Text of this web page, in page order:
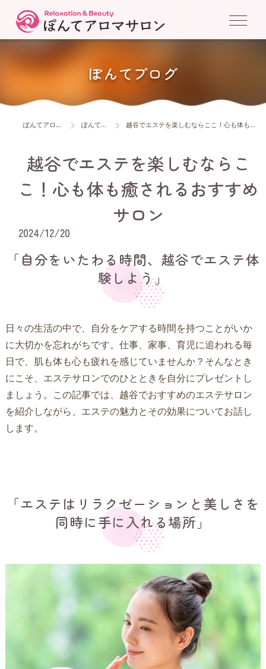
ぽんてブログ
ぽんてアロマサロン ぽんてブログ 越谷でエステを楽しむならここ！心も体も癒されるおすすめサロン
越谷でエステを楽しむならこ
こ！心も体も癒されるおすすめ
サロン
2024/12/20
「自分をいたわる時間、越谷でエステ体
験しよう」
日々の生活の中で、自分をケアする時間を持つことがいか
に大切かを忘れがちです。仕事、家事、育児に追われる毎
日で、肌も体も心も疲れを感じていませんか？そんなとき
にこそ、エステサロンでのひとときを自分にプレゼントし
ましょう。この記事では、越谷でおすすめのエステサロン
を紹介しながら、エステの魅力とその効果についてお話し
します。
「エステはリラクゼーションと美しさを
同時に手に入れる場所」